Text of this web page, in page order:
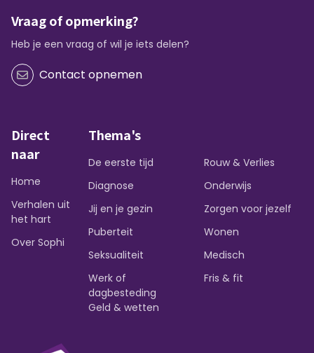
Vraag of opmerking?
Heb je een vraag of wil je iets delen?
Contact opnemen
Direct
naar
Home
Verhalen uit
het hart
Over Sophi
Thema's
De eerste tijd
Diagnose
Jij en je gezin
Puberteit
Seksualiteit
Werk of
dagbesteding
Rouw & Verlies
Onderwijs
Zorgen voor jezelf
Wonen
Medisch
Fris & fit
Geld & wetten